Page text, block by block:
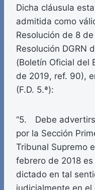
Dicha cláusula
admitida como
Resolución de 8
Resolución DGRN
(Boletín Oficial del
de 2019, ref. 90),
(F.D. 5.ª):
“5. Debe
por la Sección
Tribunal Supremo
febrero de 2018
dictado en tal